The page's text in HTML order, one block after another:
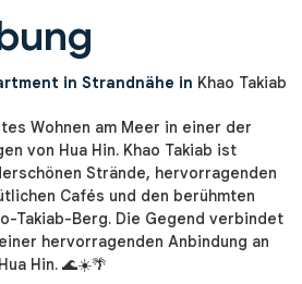
in Strandnähe in Khao Takiab
Wohnen am Meer in einer der
von Hua Hin. Khao Takiab ist
Strände, hervorragenden
Cafés und den berühmten
Takiab-Berg. Die Gegend verbindet
hervorragenden Anbindung an
Hin. 🌊☀️🌴